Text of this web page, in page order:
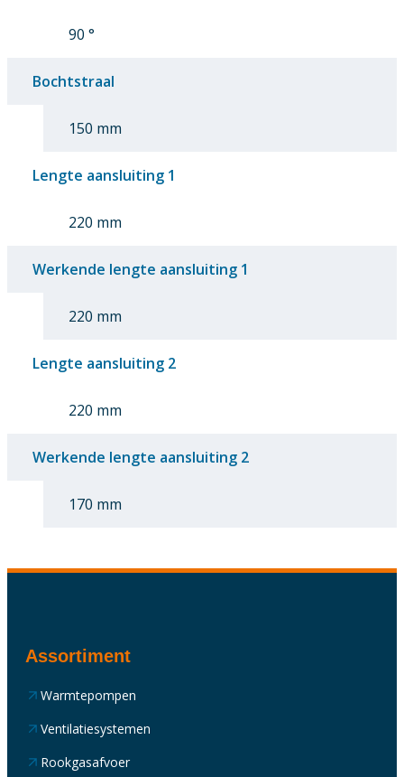
90 °
Bochtstraal
150 mm
Lengte aansluiting 1
220 mm
Werkende lengte aansluiting 1
220 mm
Lengte aansluiting 2
220 mm
Werkende lengte aansluiting 2
170 mm
Assortiment
Warmtepompen
Ventilatiesystemen
Rookgasafvoer